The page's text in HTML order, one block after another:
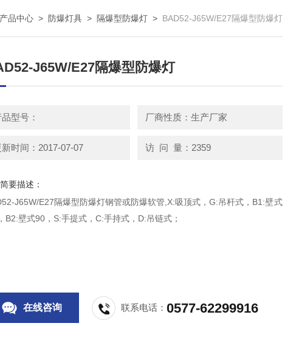
产品中心 > 防爆灯具 > 隔爆型防爆灯 > BAD52-J65W/E27隔爆型防爆灯
J65W/E27隔爆型防爆灯
型号： 厂商性质：生产厂家
新时间：2017-07-07 访 问 量：2359
简要描述：
J65W/E27隔爆型防爆灯钢管或防爆软管,X:吸顶式，G:吊杆式，B1:壁式
B2:壁式90，S:手提式，C:手持式，D:吊链式；
在线咨询 联系电话：0577-62299916